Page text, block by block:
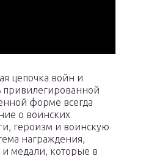
цепочка войн и
привилегированной
форме всегда
о воинских
героизм и воинскую
награждения,
медали, которые в